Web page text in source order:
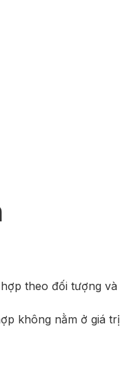
theo đối tượng và
không nằm ở giá trị